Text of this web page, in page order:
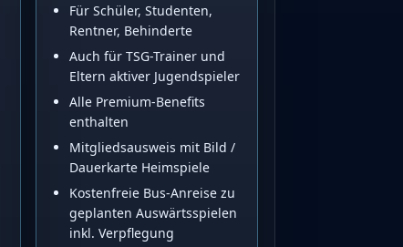
Für Schüler, Studenten,
Rentner, Behinderte
Auch für TSG-Trainer und
Eltern aktiver Jugendspieler
Alle Premium-Benefits
enthalten
Mitgliedsausweis mit Bild /
Dauerkarte Heimspiele
Kostenfreie Bus-Anreise zu
geplanten Auswärtsspielen
inkl. Verpflegung